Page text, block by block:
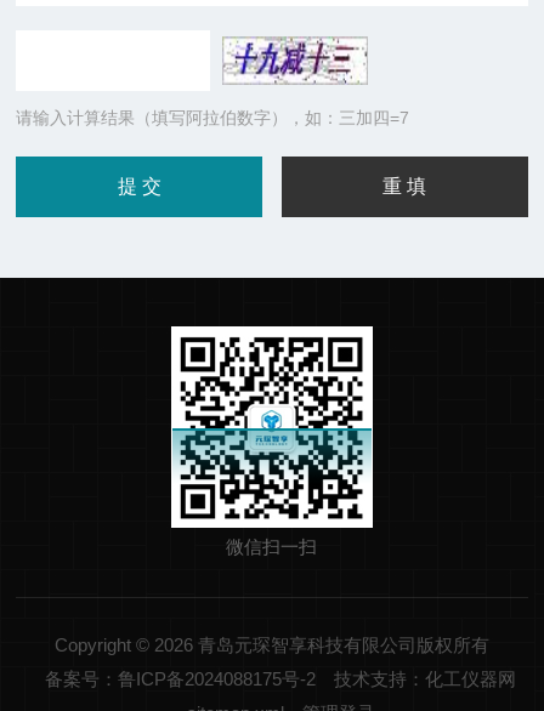
请输入计算结果（填写阿拉伯数字），如：三加四=7
微信扫一扫
Copyright © 2026 青岛元琛智享科技有限公司版权所有
备案号：鲁ICP备2024088175号-2
技术支持：化工仪器网